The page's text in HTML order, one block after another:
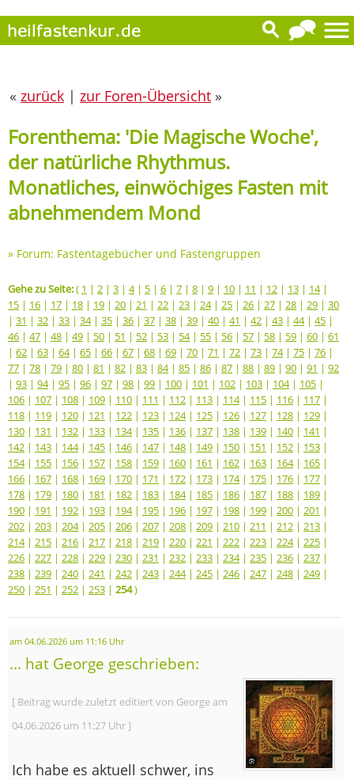
« zurück | zur Foren-Übersicht »
Forenthema: 'Die Magische Woche',
der natürliche Rhythmus.
Monatliches, einwöchiges Fasten mit
abnehmendem Mond
» Forum: Fastentagebücher und Fastengruppen
Gehe zu Seite:( 1 | 2 | 3 | 4| 5 | 6 | 7 | 8 | 9 | 10 | 11 | 12 | 13 | 14|
15 | 16 | 17 | 18 | 19 | 20 | 21 | 22 | 23 | 24| 25 | 26 | 27 | 28 | 29 | 30
| 31 | 32 | 33 | 34| 35 | 36 | 37 | 38 | 39 | 40 | 41 | 42 | 43 | 44| 45 |
46 | 47 | 48 | 49 | 50 | 51 | 52 | 53 | 54| 55 | 56 | 57 | 58 | 59 | 60 | 61
| 62 | 63 | 64| 65 | 66 | 67 | 68 | 69 | 70 | 71 | 72 | 73 | 74| 75 | 76 |
77 | 78 | 79 | 80 | 81 | 82 | 83 | 84| 85 | 86 | 87 | 88 | 89 | 90 | 91 | 92
| 93 | 94| 95 | 96 | 97 | 98 | 99 | 100 | 101 | 102 | 103 | 104| 105 |
106 | 107 | 108 | 109 | 110 | 111 | 112 | 113 | 114| 115 | 116 | 117 |
118 | 119 | 120 | 121 | 122 | 123 | 124| 125 | 126 | 127 | 128 | 129 |
130 | 131 | 132 | 133 | 134| 135 | 136 | 137 | 138 | 139 | 140 | 141 |
142 | 143 | 144| 145 | 146 | 147 | 148 | 149 | 150 | 151 | 152 | 153 |
154| 155 | 156 | 157 | 158 | 159 | 160 | 161 | 162 | 163 | 164| 165 |
166 | 167 | 168 | 169 | 170 | 171 | 172 | 173 | 174| 175 | 176 | 177 |
178 | 179 | 180 | 181 | 182 | 183 | 184| 185 | 186 | 187 | 188 | 189 |
190 | 191 | 192 | 193 | 194| 195 | 196 | 197 | 198 | 199 | 200 | 201 |
202 | 203 | 204| 205 | 206 | 207 | 208 | 209 | 210 | 211 | 212 | 213 |
214| 215 | 216 | 217 | 218 | 219 | 220 | 221 | 222 | 223 | 224| 225 |
226 | 227 | 228 | 229 | 230 | 231 | 232 | 233 | 234| 235 | 236 | 237 |
238 | 239 | 240 | 241 | 242 | 243 | 244| 245 | 246 | 247 | 248 | 249 |
250 | 251 | 252 | 253 | 254)
am 04.06.2026 um 11:16 Uhr
... hat George geschrieben:
[ Beitrag wurde zuletzt editiert von George am
04.06.2026 um 11:27 Uhr ]
Ich habe es aktuell schwer, ins